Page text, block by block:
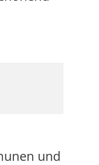
und